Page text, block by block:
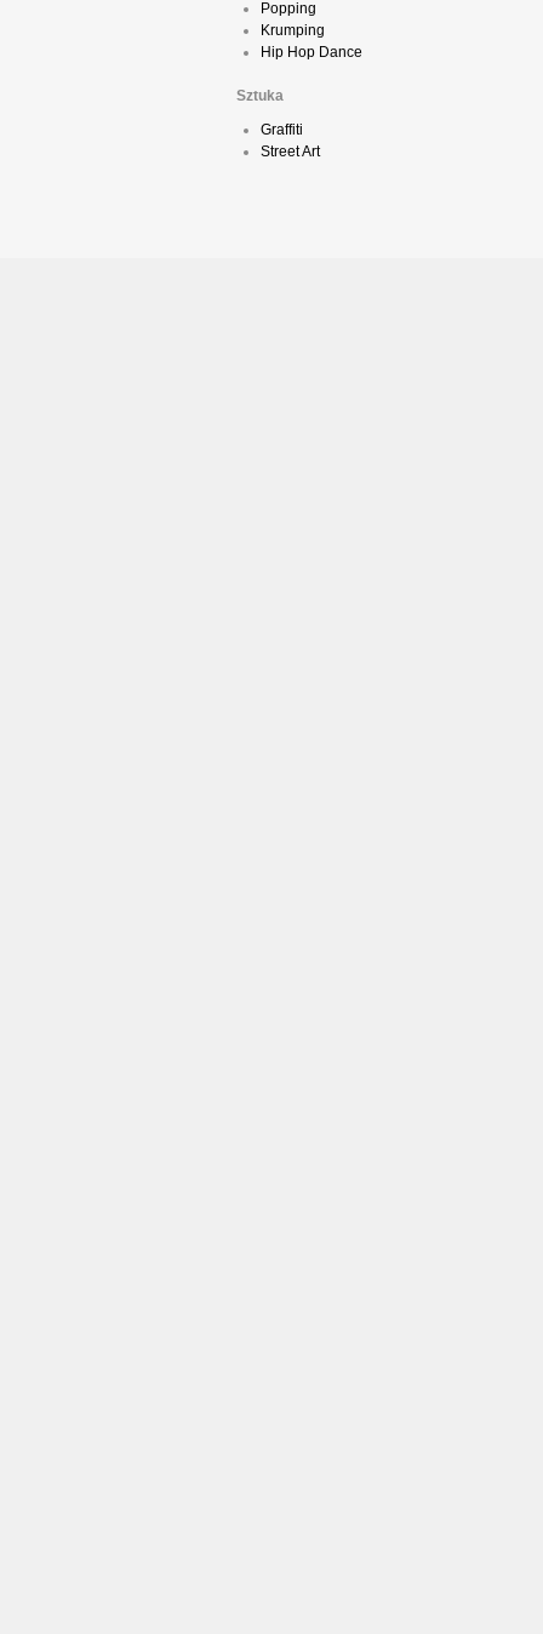
Popping
Krumping
Hip Hop Dance
Sztuka
Graffiti
Street Art